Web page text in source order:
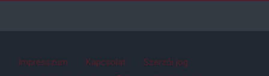
Impresszum Kapcsolat
Szerzői jog